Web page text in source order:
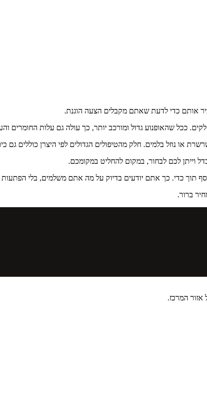
אותם כדי לדעת שאתם מקבלים הצעה הוגנת.
או נוזל בלמים. חלק מהטיפולים הגדולים לפי היצרן כוללים גם
וייתן לכם לבחור, במקום להחליט במקומכם.
תוך כדי. כך אתם יודעים בדיוק על מה אתם משלמים, בלי הפתעות
אזור המרכז.